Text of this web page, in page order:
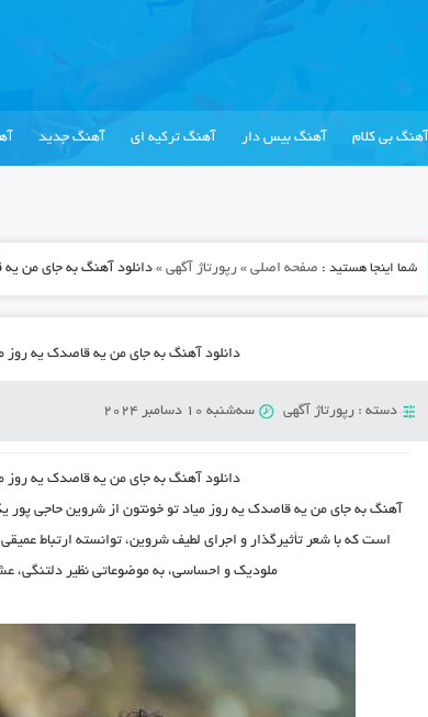
آهنگ بی کلام آهنگ بیس دار آهنگ ترکیه ای آهنگ جدید
شما اینجا هستید : صفحه اصلی» رپورتاژ آگهی» دانلود آهنگ به جای من
دانلود آهنگ به جای من یه قاصدک یه روز
دسته : رپورتاژ آگهی سه‌شنبه 10 دسامبر 2024
دانلود آهنگ به جای من یه قاصدک یه روز
آهنگبه جای من یه قاصدک یه روز میاد تو خونتون ازشروین حاجی‌ پور
است که با شعر تأثیرگذار و اجرای لطیف شروین، توانسته ارتباط عمیقی
ملودیک و احساسی، به موضوعاتی نظیر دلتنگی،